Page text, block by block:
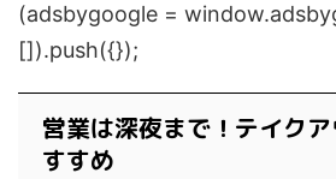
(adsbygoogle =
[]).push({});
営業は深夜まで！テイク
すすめ